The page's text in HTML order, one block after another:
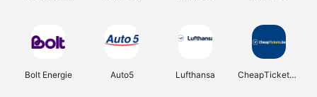
Bolt Energie Auto5 Lufthansa CheapTickets.be